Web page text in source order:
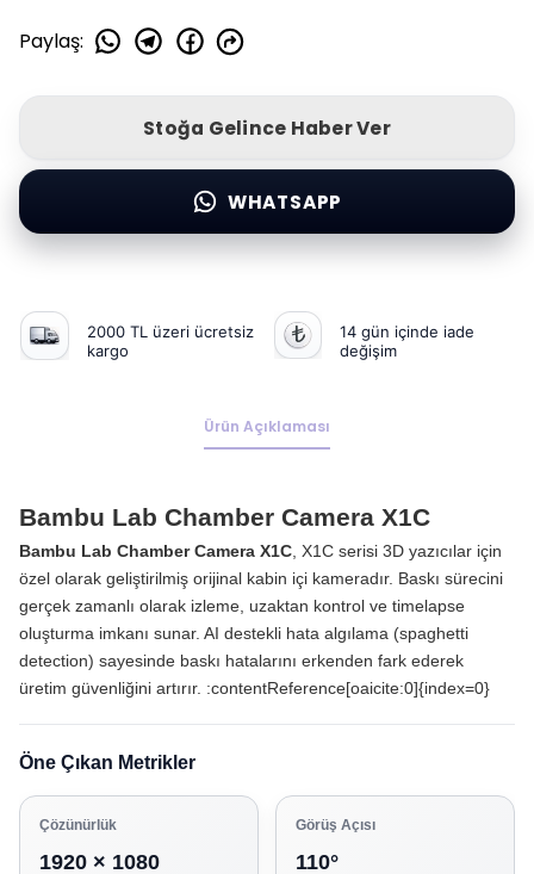
Paylaş:
Stoğa Gelince Haber Ver
WHATSAPP
2000 TL üzeri ücretsiz
kargo
14 gün içinde iade
değişim
Ürün Açıklaması
Bambu Lab Chamber Camera X1C
Bambu Lab Chamber Camera X1C , X1C serisi 3D yazıcılar için
özel olarak geliştirilmiş orijinal kabin içi kameradır. Baskı sürecini
gerçek zamanlı olarak izleme, uzaktan kontrol ve timelapse
oluşturma imkanı sunar. AI destekli hata algılama (spaghetti
detection) sayesinde baskı hatalarını erkenden fark ederek
üretim güvenliğini artırır. :contentReference[oaicite:0]{index=0}
Öne Çıkan Metrikler
Çözünürlük
1920 × 1080
Görüş Açısı
110°